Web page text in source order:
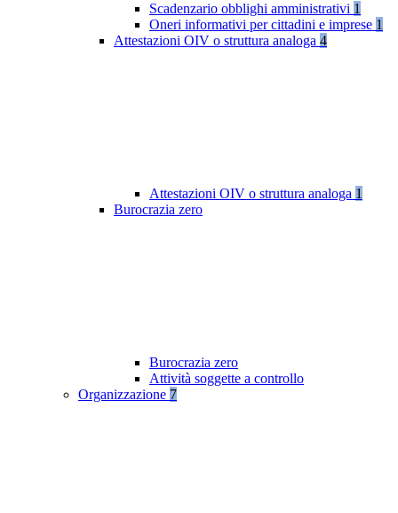
Scadenzario obblighi amministrativi 1
Oneri informativi per cittadini e imprese 1
Attestazioni OIV o struttura analoga 4
Attestazioni OIV o struttura analoga 1
Burocrazia zero
Burocrazia zero
Attività soggette a controllo
Organizzazione 7